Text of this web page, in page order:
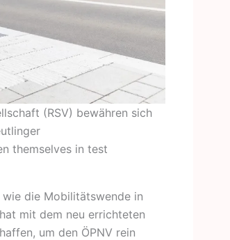
(RSV) bewähren sich
themselves in test
wie die Mobilitätswende in
mit dem neu errichteten
um den ÖPNV rein